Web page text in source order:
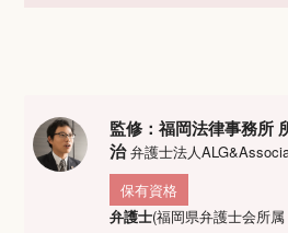
監修：福岡法律事務所
治弁護士法人
保有資格
弁護士(福岡県弁護士会所